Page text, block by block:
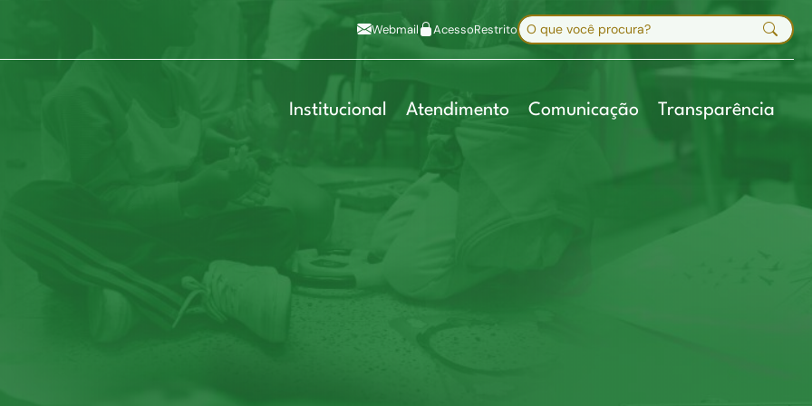
Mapa do site
Webmail AcessoRestritoBuscar no site
Institucional Atendimento Comunicação Transparência